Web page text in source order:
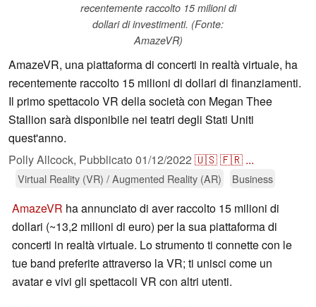
recentemente raccolto 15 milioni di
dollari di investimenti. (Fonte:
AmazeVR)
AmazeVR, una piattaforma di concerti in realtà virtuale, ha
recentemente raccolto 15 milioni di dollari di finanziamenti.
Il primo spettacolo VR della società con Megan Thee
Stallion sarà disponibile nei teatri degli Stati Uniti
quest'anno.
Polly Allcock, Pubblicato 01/12/2022 🇺🇸🇫🇷 ...
Virtual Reality (VR) / Augmented Reality (AR) Business
AmazeVR ha annunciato di aver raccolto 15 milioni di
dollari (~13,2 milioni di euro) per la sua piattaforma di
concerti in realtà virtuale. Lo strumento ti connette con le
tue band preferite attraverso la VR; ti unisci come un
avatar e vivi gli spettacoli VR con altri utenti.